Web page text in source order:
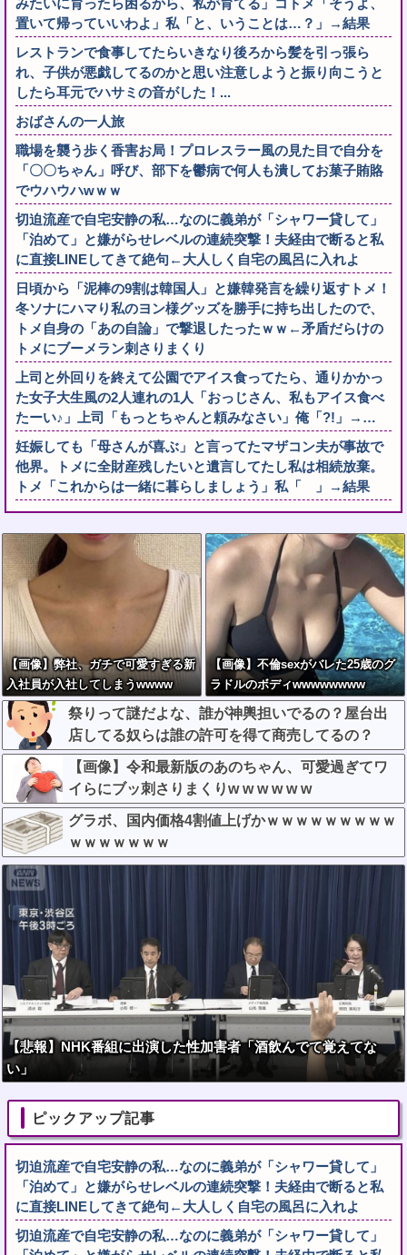
置いて帰っていいわよ」私「と、いうことは…？」→結果
レストランで食事してたらいきなり後ろから髪を引っ張ら
れ、子供が悪戯してるのかと思い注意しようと振り向こうと
したら耳元でハサミの音がした！...
おばさんの一人旅
職場を襲う歩く香害お局！プロレスラー風の見た目で自分を
「〇〇ちゃん」呼び、部下を鬱病で何人も潰してお菓子賄賂
でウハウハwｗｗ
切迫流産で自宅安静の私…なのに義弟が「シャワー貸して」
「泊めて」と嫌がらせレベルの連続突撃！夫経由で断ると私
に直接LINEしてきて絶句←大人しく自宅の風呂に入れよ
日頃から「泥棒の9割は韓国人」と嫌韓発言を繰り返すトメ！
冬ソナにハマり私のヨン様グッズを勝手に持ち出したので、
トメ自身の「あの自論」で撃退したったｗｗ←矛盾だらけの
トメにブーメラン刺さりまくり
上司と外回りを終えて公園でアイス食ってたら、通りかかっ
た女子大生風の2人連れの1人「おっじさん、私もアイス食べ
たーい♪」上司「もっとちゃんと頼みなさい」俺「?!」→…
妊娠しても「母さんが喜ぶ」と言ってたマザコン夫が事故で
他界。トメに全財産残したいと遺言してたし私は相続放棄。
トメ「これからは一緒に暮らしましょう」私「 」→結果
【画像】弊社、ガチで可愛すぎる新
入社員が入社してしまうwwww
【画像】不倫sexがバレた25歳のグ
ラドルのボディwwwwwwww
祭りって謎だよな、誰が神輿担いでるの？屋台出
店してる奴らは誰の許可を得て商売してるの？
【画像】令和最新版のあのちゃん、可愛過ぎてワ
イらにブッ刺さりまくりw w w w w w
グラボ、国内価格4割値上げかｗｗｗｗｗｗｗｗｗ
ｗｗｗｗｗｗｗ
【悲報】NHK番組に出演した性加害者「酒飲んでて覚えてな
い」
ピックアップ記事
切迫流産で自宅安静の私…なのに義弟が「シャワー貸して」
「泊めて」と嫌がらせレベルの連続突撃！夫経由で断ると私
に直接LINEしてきて絶句←大人しく自宅の風呂に入れよ
切迫流産で自宅安静の私…なのに義弟が「シャワー貸して」